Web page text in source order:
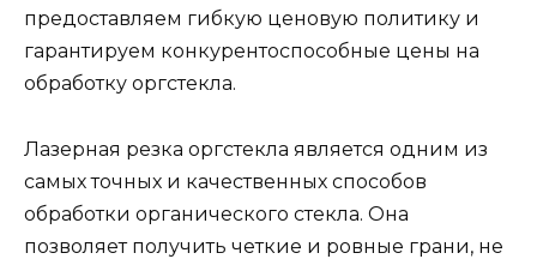
предоставляем гибкую ценовую политику и
гарантируем конкурентоспособные цены на
обработку оргстекла.
Лазерная резка оргстекла является одним из
самых точных и качественных способов
обработки органического стекла. Она
позволяет получить четкие и ровные грани, не